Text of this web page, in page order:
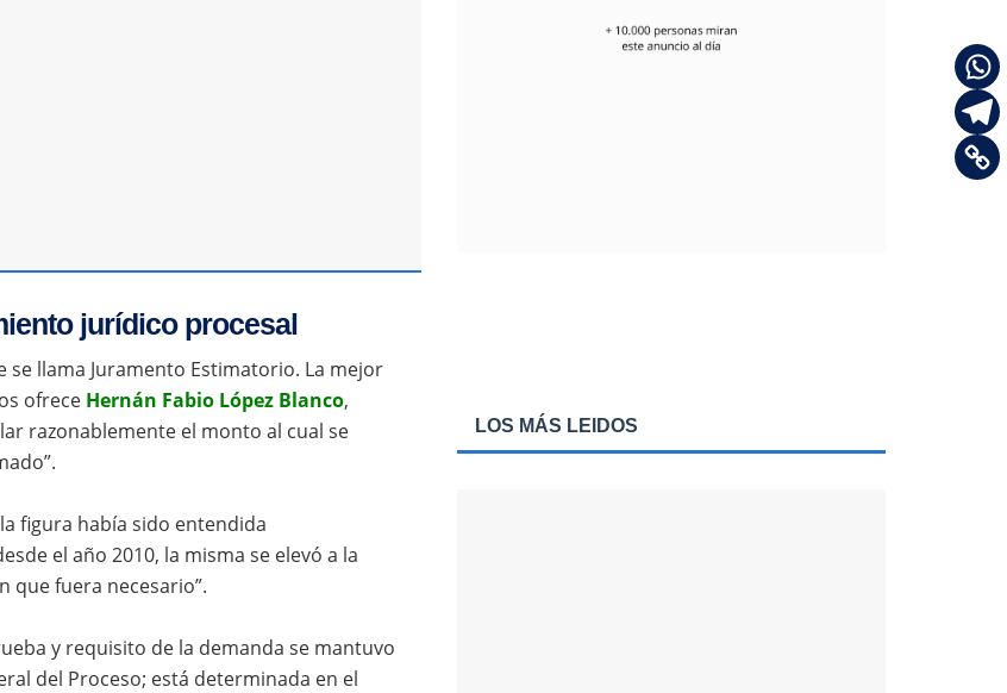
jurídico procesal
llama Juramento Estimatorio. La mejor
ofrece Hernán Fabio López Blanco,
razonablemente el monto al cual se
figura había sido entendida
el año 2010, la misma se elevó a la
que fuera necesario”.
y requisito de la demanda se mantuvo
del Proceso; está determinada en el
LOS MÁS LEIDOS